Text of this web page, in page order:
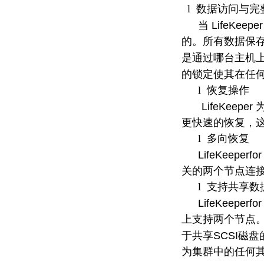
l 数据访问与完
当
的。所有数据保
是通过哪台主机
的锁定使其在任
l 恢复操作
LifeKeeper
更快速的恢复，
l 多向恢复
关的两个节点连
l 支持共享数
上支持两个节点
于共享SCSI磁盘
为集群中的任何